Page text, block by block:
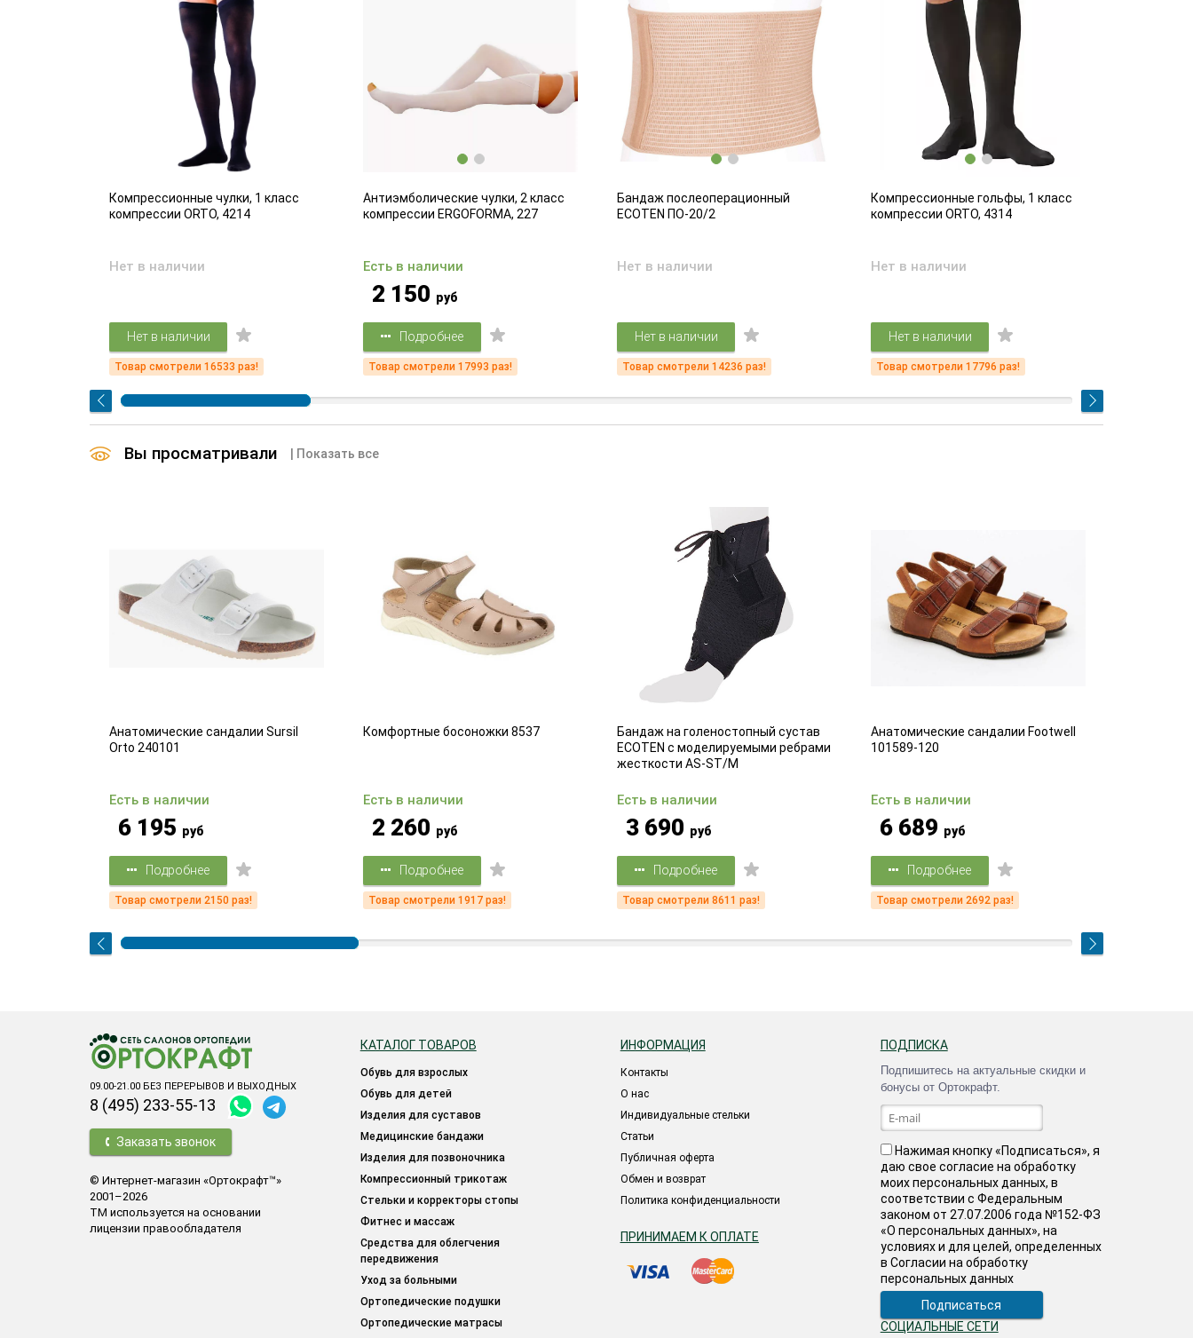
Компрессионные чулки, 1 класс
компрессии ORTO, 4214
Нет в наличии
Нет в наличии
Товар смотрели 16533 раз!
Антиэмболические чулки, 2 класс
компрессии ERGOFORMA, 227
Есть в наличии
2 150 руб
Подробнее
Товар смотрели 17993 раз!
Бандаж послеоперационный
ECOTEN ПО-20/2
Нет в наличии
Нет в наличии
Товар смотрели 14236 раз!
Компрессионные гольфы, 1 класс
компрессии ORTO, 4314
Нет в наличии
Нет в наличии
Товар смотрели 17796 раз!
Вы просматривали | Показать все
Анатомические сандалии Sursil
Orto 240101
Есть в наличии
6 195 руб
Подробнее
Товар смотрели 2150 раз!
Комфортные босоножки 8537
Есть в наличии
2 260 руб
Подробнее
Товар смотрели 1917 раз!
Бандаж на голеностопный сустав
ECOTEN с моделируемыми ребрами
жесткости AS-ST/M
Есть в наличии
3 690 руб
Подробнее
Товар смотрели 8611 раз!
Анатомические сандалии Footwell
101589-120
Есть в наличии
6 689 руб
Подробнее
Товар смотрели 2692 раз!
09.00-21.00 БЕЗ ПЕРЕРЫВОВ И ВЫХОДНЫХ
8 (495) 233-55-13
Заказать звонок
© Интернет-магазин «Ортокрафт™»
2001–2026
ТМ используется на основании
лицензии правообладателя
КАТАЛОГ ТОВАРОВ
обувь для взрослых
обувь для детей
изделия для суставов
медицинские бандажи
изделия для позвоночника
компрессионный трикотаж
стельки и корректоры стопы
фитнес и массаж
средства для облегчения
передвижения
уход за больными
ортопедические подушки
ортопедические матрасы
ИНФОРМАЦИЯ
Контакты
О нас
Индивидуальные стельки
Статьи
Публичная оферта
Обмен и возврат
Политика конфиденциальности
ПРИНИМАЕМ К ОПЛАТЕ
ПОДПИСКА
Подпишитесь на актуальные скидки и
бонусы от Ортокрафт.
Нажимая кнопку «Подписаться», я
даю свое согласие на обработку
моих персональных данных, в
соответствии с Федеральным
законом от 27.07.2006 года №152-ФЗ
«О персональных данных», на
условиях и для целей, определенных
в Согласии на обработку
персональных данных
СОЦИАЛЬНЫЕ СЕТИ